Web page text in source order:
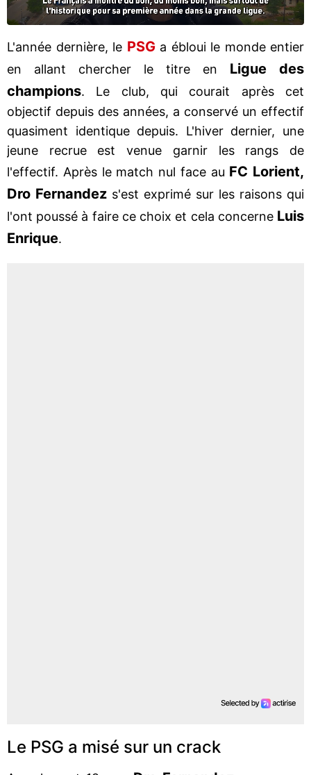
L'année dernière, le PSG a ébloui le monde entier
en allant chercher le titre en Ligue des
champions. Le club, qui courait après cet
objectif depuis des années, a conservé un effectif
quasiment identique depuis. L'hiver dernier, une
jeune recrue est venue garnir les rangs de
l'effectif. Après le match nul face au FC Lorient,
Dro Fernandez s'est exprimé sur les raisons qui
l'ont poussé à faire ce choix et cela concerne Luis
Enrique.
Le PSG a misé sur un crack